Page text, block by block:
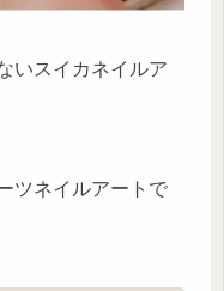
いスイカネイルア
ツネイルアートで